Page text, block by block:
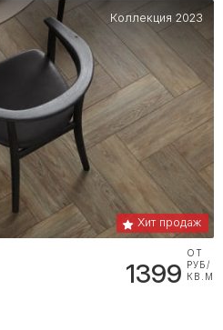
Коллекция 2023
Хит продаж
1399
ОТ
РУБ/
КВ.М